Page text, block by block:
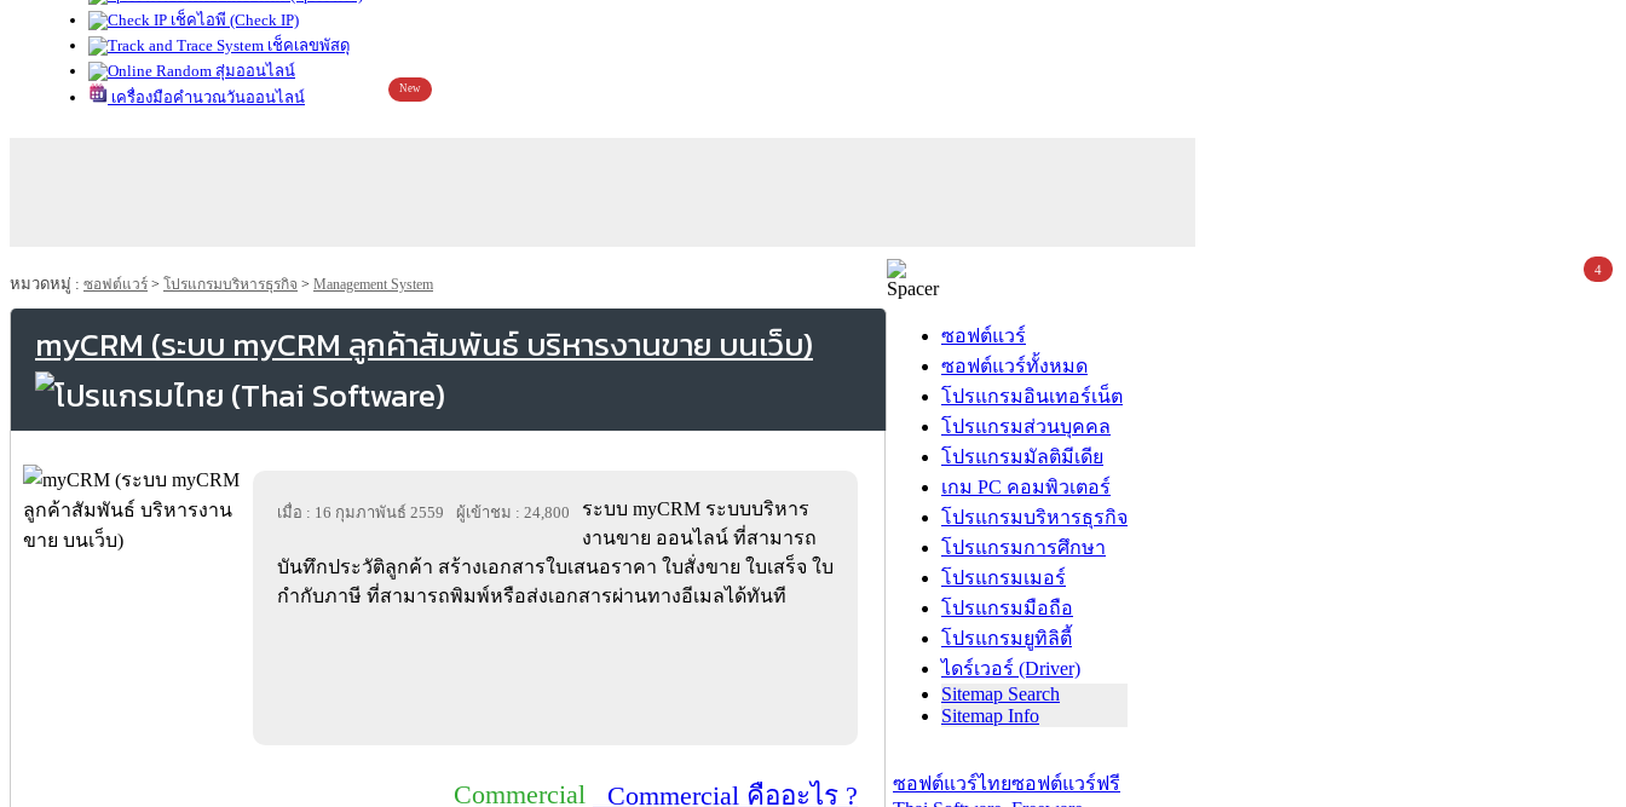
เช็คไอพี (Check IP)
เช็คเลขพัสดุ
สุ่มออนไลน์
เครื่องมือคำนวณวันออนไลน์
New
หมวดหมู่ : ซอฟต์แวร์ > โปรแกรมบริหารธุรกิจ > Management System
myCRM (ระบบ myCRM ลูกค้าสัมพันธ์ บริหารงานขาย บนเว็บ)
เมื่อ : 16 กุมภาพันธ์ 2559 ผู้เข้าชม : 24,800
ระบบ myCRM ระบบบริหาร
งานขาย ออนไลน์ ที่สามารถ
บันทึกประวัติลูกค้า สร้างเอกสารใบเสนอราคา ใบสั่งขาย ใบเสร็จ ใบ
กำกับภาษี ที่สามารถพิมพ์หรือส่งเอกสารผ่านทางอีเมลได้ทันที
Commercial Commercial คืออะไร ?
ซอฟต์แวร์
ซอฟต์แวร์ทั้งหมด
โปรแกรมอินเทอร์เน็ต
โปรแกรมส่วนบุคคล
โปรแกรมมัลติมีเดีย
เกม PC คอมพิวเตอร์
โปรแกรมบริหารธุรกิจ
โปรแกรมการศึกษา
โปรแกรมเมอร์
โปรแกรมมือถือ
โปรแกรมยูทิลิตี้
ไดร์เวอร์ (Driver)
Sitemap Search
Sitemap Info
ซอฟต์แวร์ไทยซอฟต์แวร์ฟรี
4